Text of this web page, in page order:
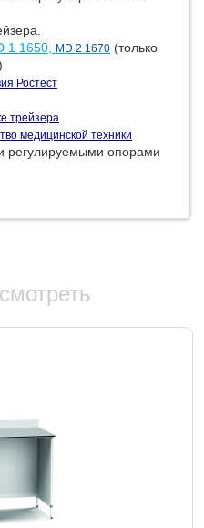
1 1650,
MD 2 1670 (только
Ростест
трейзера
медицинской техники
регулируемыми опорами